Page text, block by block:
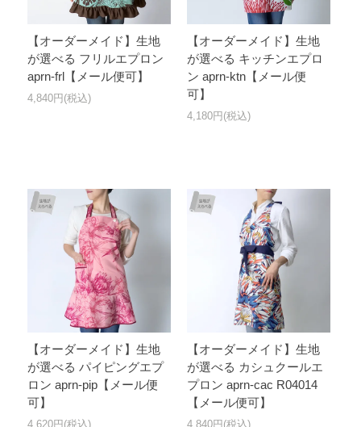
【オーダーメイド】生地
が選べる フリルエプロン
aprn-frl【メール便可】
4,840円(税込)
【オーダーメイド】生地
が選べる キッチンエプロ
ン aprn-ktn【メール便
可】
4,180円(税込)
【オーダーメイド】生地
が選べる パイピングエプ
ロン aprn-pip【メール便
可】
4,620円(税込)
【オーダーメイド】生地
が選べる カシュクールエ
プロン aprn-cac R04014
【メール便可】
4,840円(税込)